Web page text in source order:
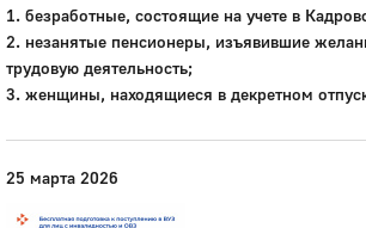
1. безработные, состоящие на учете в
2. незанятые пенсионеры, изъявившие
трудовую деятельность;
3. женщины, находящиеся в декретном
25 марта 2026